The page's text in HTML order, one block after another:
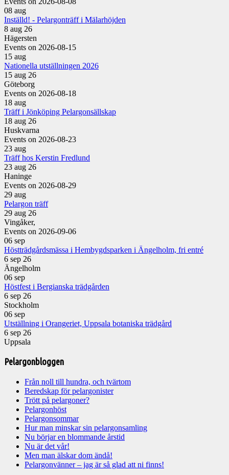
08 aug
Inställd! - Pelargonträff i Mälarhöjden
8 aug 26
Hägersten
Events on 2026-08-15
15 aug
Nationella utställningen 2026
15 aug 26
Göteborg
Events on 2026-08-18
18 aug
Träff i Jönköping Pelargonsällskap
18 aug 26
Huskvarna
Events on 2026-08-23
23 aug
Träff hos Kerstin Fredlund
23 aug 26
Haninge
Events on 2026-08-29
29 aug
Pelargon träff
29 aug 26
Vingåker,
Events on 2026-09-06
06 sep
Höstträdgårdsmässa i Hembygdsparken i Ängelholm, fri entré
6 sep 26
Ängelholm
06 sep
Höstfest i Bergianska trädgården
6 sep 26
Stockholm
06 sep
Utställning i Orangeriet, Uppsala botaniska trädgård
6 sep 26
Uppsala
Pelargonbloggen
Från noll till hundra, och tvärtom
Beredskap för pelargonister
Trött på pelargoner?
Pelargonhöst
Pelargonsommar
Hur man minskar sin pelargonsamling
Nu börjar en blommande årstid
Nu är det vår!
Men man älskar dom ändå!
Pelargonvänner – jag är så glad att ni finns!